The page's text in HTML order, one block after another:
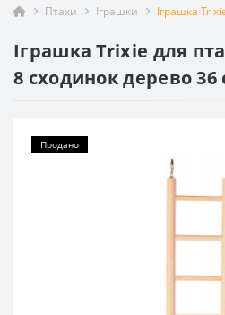
Птахи Іграшки Іграшка
Іграшка Trixie для
8 сходинок дерево 36
Продано